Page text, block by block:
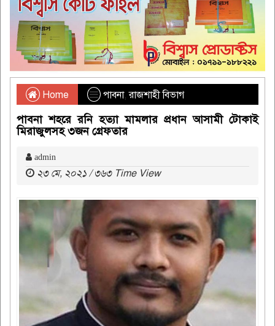
Home পাবনা,রাজশাহী বিভাগ
পাবনা শহরে রনি হত্যা মামলার প্রধান আসামী টোকাই
মিরাজুলসহ ৩জন গ্রেফতার
admin
২৩ মে, ২০২১ / ৩৬৩ Time View